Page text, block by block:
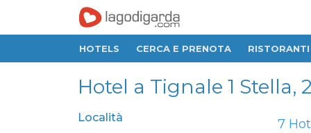
HOTELS CERCA E PRENOTA RISTORANTI
Hotel a Tignale 1 Stella,
Località 7